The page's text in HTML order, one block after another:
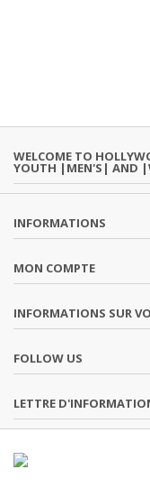
WELCOME TO
YOUTH |MEN'S| AND
INFORMATIONS
MON COMPTE
INFORMATIONS SUR
FOLLOW US
LETTRE